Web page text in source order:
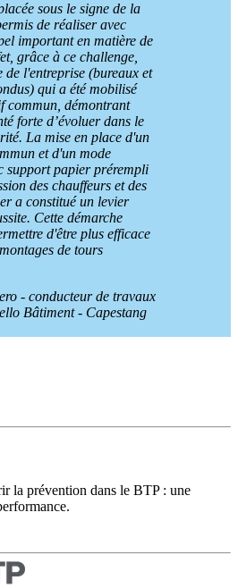
sous le signe de la
de réaliser avec
important en matière de
grâce à ce challenge,
de l'entreprise (bureaux et
qui a été mobilisé
commun, démontrant
forte d’évoluer dans le
La mise en place d'un
et d'un mode
support papier prérempli
des chauffeurs et des
a constitué un levier
Cette démarche
d'être plus efficace
de tours
- conducteur de travaux
Bâtiment - Capestang
la prévention dans le BTP : une